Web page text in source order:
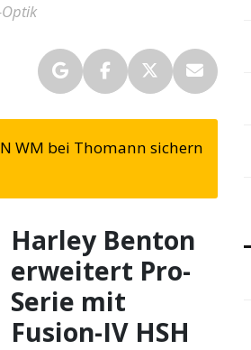
WM bei Thomann sichern
Harley Benton
erweitert Pro-
Serie mit
Fusion-IV HSH